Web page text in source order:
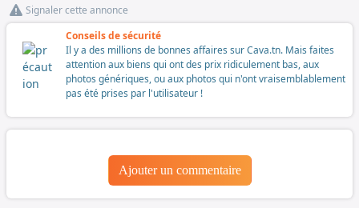
Signaler cette annonce
Conseils de sécurité
Il y a des millions de bonnes affaires sur Cava.tn. Mais faites
attention aux biens qui ont des prix ridiculement bas, aux
photos génériques, ou aux photos qui n'ont vraisemblablement
pas été prises par l'utilisateur !
Ajouter un commentaire